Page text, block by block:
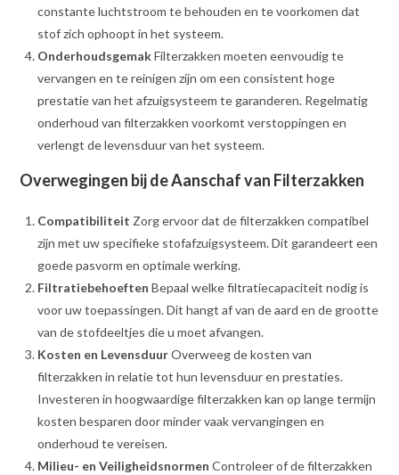
constante luchtstroom te behouden en te voorkomen dat
stof zich ophoopt in het systeem.
OnderhoudsgemakFilterzakken moeten eenvoudig te
vervangen en te reinigen zijn om een consistent hoge
prestatie van het afzuigsysteem te garanderen. Regelmatig
onderhoud van filterzakken voorkomt verstoppingen en
verlengt de levensduur van het systeem.
Overwegingen bij de Aanschaf van Filterzakken
Compatibiliteit Zorg ervoor dat de filterzakken compatibel
zijn met uw specifieke stofafzuigsysteem. Dit garandeert een
goede pasvorm en optimale werking.
Filtratiebehoeften Bepaal welke filtratiecapaciteit nodig is
voor uw toepassingen. Dit hangt af van de aard en de grootte
van de stofdeeltjes die u moet afvangen.
Kosten en LevensduurOverweeg de kosten van
filterzakken in relatie tot hun levensduur en prestaties.
Investeren in hoogwaardige filterzakken kan op lange termijn
kosten besparen door minder vaak vervangingen en
onderhoud te vereisen.
Milieu- en Veiligheidsnormen Controleer of de filterzakken